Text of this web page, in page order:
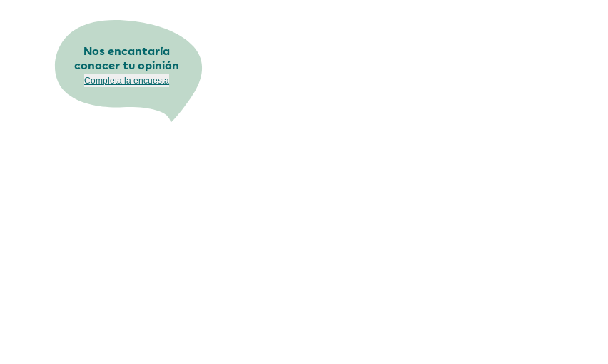
Nos encantaría
conocer tu opinión
Completa la encuesta